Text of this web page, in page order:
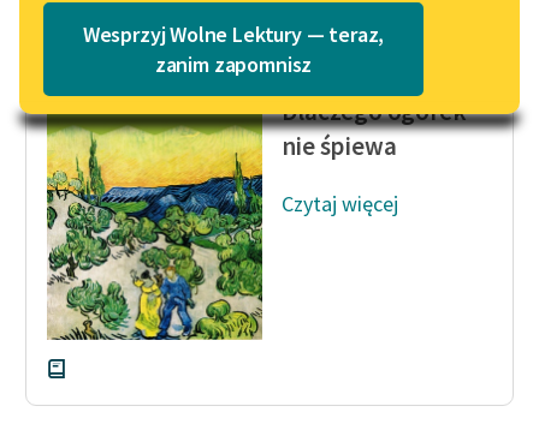
Lektury szkolne i klasyka
literatury do słuchania dla
uczennic i uczniów z
niepełnosprawnościami
E-kolekcja lektur
szkolnych i literatury do
słuchania dla uczennic i
uczniów z
niepełnosprawnościami
Feministyczne inspiracje.
Katalog w formacie PDF
Wesprzyj Wolne Lektury — teraz,
zanim zapomnisz
Konstanty Ildefons
Gałczyński
Dlaczego ogórek
nie śpiewa
Czytaj więcej